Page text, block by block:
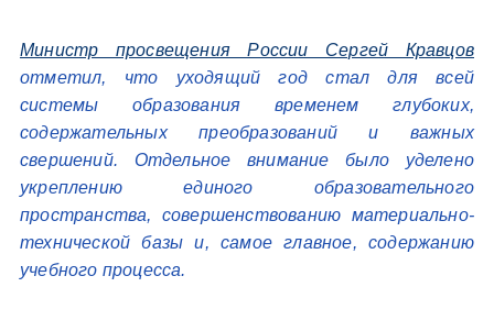
Министр просвещения России Сергей Кравцов
отметил, что уходящий год стал для всей
системы образования временем глубоких,
содержательных преобразований и важных
свершений. Отдельное внимание было уделено
укреплению единого образовательного
пространства, совершенствованию материально-
технической базы и, самое главное, содержанию
учебного процесса.